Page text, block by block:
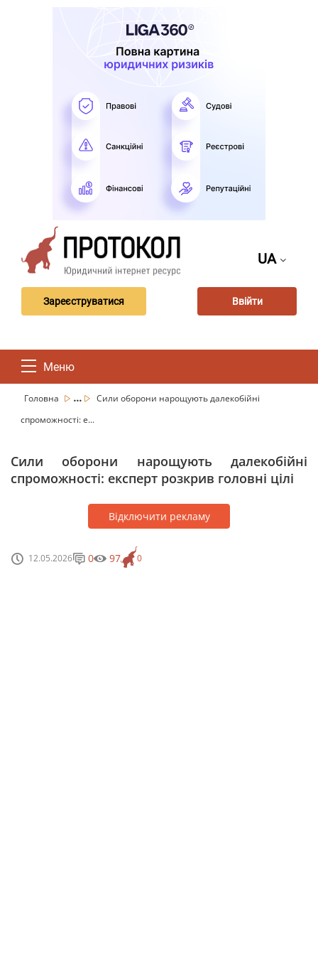
UA
Зареєструватися Ввійти
Меню
Головна ...
Сили оборони нарощують далекобійні
спроможності: е...
Сили оборони нарощують далекобійні
спроможності: експерт розкрив головні цілі
Відключити рекламу
12.05.2026 0
0 97